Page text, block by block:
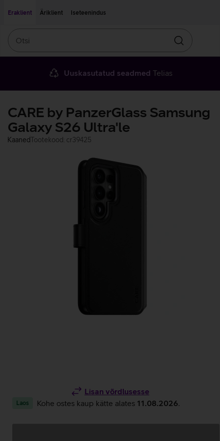
Eraklient
Äriklient Iseteenindus
Otsin
Uuskasutatud seadmed Telias
CARE by PanzerGlass Samsung
Galaxy S26 Ultra'le
KaanedTootekood: cr39425
Lisan võrdlusesse
Laos Kohe ostes kaup kätte alates 11.08.2026